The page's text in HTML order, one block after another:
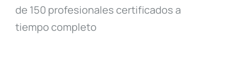
de 150 profesionales certificados a
tiempo completo